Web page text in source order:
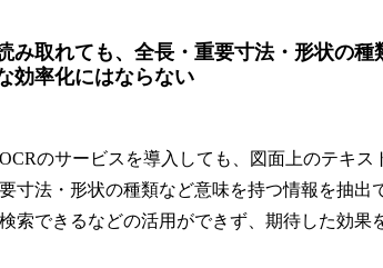
み取れても、全長・重要寸法・形状の種
効率化にはならない
のサービスを導入しても、図面上のテキス
寸法・形状の種類など意味を持つ情報を抽出
索できるなどの活用ができず、期待した効果